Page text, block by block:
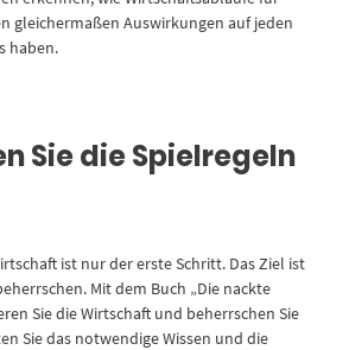
gleichermaßen Auswirkungen auf jeden
haben.
Sie die Spielregeln
ist nur der erste Schritt. Das Ziel ist
Mit dem Buch „Die nackte
Sie die Wirtschaft und beherrschen Sie
Sie das notwendige Wissen und die